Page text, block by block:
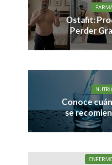
Ostafit:
Perder
Conoce
se